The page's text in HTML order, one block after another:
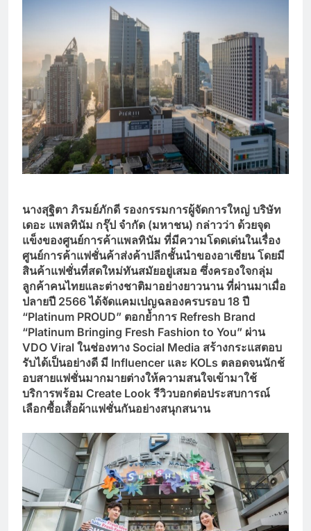
นางสุฐิตา ภิรมย์ภักดี รองกรรมการผู้จัดการใหญ่ บริษัท
เดอะ แพลทินัม กรุ๊ป จำกัด (มหาชน) กล่าวว่า ด้วยจุด
แข็งของศูนย์การค้าแพลทินัม ที่มีความโดดเด่นในเรื่อง
ศูนย์การค้าแฟชั่นค้าส่งค้าปลีกชั้นนำของอาเซียน โดยมี
สินค้าแฟชั่นที่สดใหม่ทันสมัยอยู่เสมอ ซึ่งครองใจกลุ่ม
ลูกค้าคนไทยและต่างชาติมาอย่างยาวนาน ที่ผ่านมาเมื่อ
ปลายปี 2566 ได้จัดแคมเปญฉลองครบรอบ 18 ปี
“Platinum PROUD” ตอกย้ำการ Refresh Brand
“Platinum Bringing Fresh Fashion to You” ผ่าน
VDO Viral ในช่องทาง Social Media สร้างกระแสตอบ
รับได้เป็นอย่างดี มี Influencer และ KOLs ตลอดจนนักช้
อบสายแฟชั่นมากมายต่างให้ความสนใจเข้ามาใช้
บริการพร้อม Create Look รีวิวบอกต่อประสบการณ์
เลือกซื้อเสื้อผ้าแฟชั่นกันอย่างสนุกสนาน